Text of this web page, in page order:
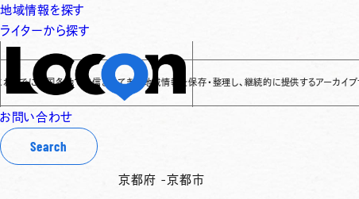
地域情報を探す
ライターから探す
お問い合わせ
Search
国各地で発信されてきた地域情報を保存・整理し、継続的に提供するアーカイブサイトです✌
京都府 -京都市